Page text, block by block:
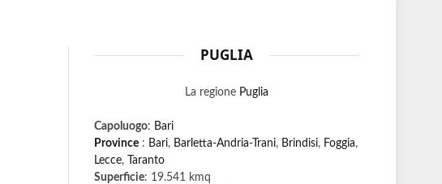
PUGLIA
La regione Puglia
Capoluogo: Bari
Province : Bari, Barletta-Andria-Trani, Brindisi, Foggia,
Lecce,
Taranto
Superficie: 19.541 kmq